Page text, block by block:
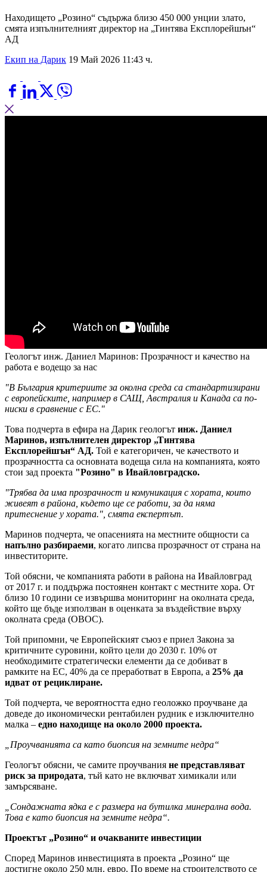
Находището „Розино“ съдържа близо 450 000 унции злато,
смята изпълнителният директор на „Тинтява Експлорейшън“
АД
Екип на Дарик 19 Май 2026 11:43 ч.
Геологът инж. Даниел Маринов: Прозрачност и качество на
работа е водещо за нас
"В България критериите за околна среда са стандартизирани
с европейските, например в САЩ, Австралия и Канада са по-
ниски в сравнение с ЕС."
Това подчерта в ефира на Дарик геологът инж. Даниел
Маринов, изпълнителен директор „Тинтява
Експлорейшън“ АД. Той е категоричен, че качеството и
прозрачността са основната водеща сила на компанията, която
стои зад проекта "Розино" в Ивайловградско.
"Трябва да има прозрачност и комуникация с хората, които
живеят в района, където ще се работи, за да няма
притеснение у хората.", смята експертът.
Маринов подчерта, че опасенията на местните общности са
напълно разбираеми, когато липсва прозрачност от страна на
инвеститорите.
Той обясни, че компанията работи в района на Ивайловград
от 2017 г. и поддържа постоянен контакт с местните хора. От
близо 10 години се извършва мониторинг на околната среда,
който ще бъде използван в оценката за въздействие върху
околната среда (ОВОС).
Той припомни, че Европейският съюз е приел Закона за
критичните суровини, който цели до 2030 г. 10% от
необходимите стратегически елементи да се добиват в
рамките на ЕС, 40% да се преработват в Европа, а 25% да
идват от рециклиране.
Той подчерта, че вероятността едно геоложко проучване да
доведе до икономически рентабилен рудник е изключително
малка – едно находище на около 2000 проекта.
„Проучванията са като биопсия на земните недра“
Геологът обясни, че самите проучвания не представляват
риск за природата, тъй като не включват химикали или
замърсяване.
„Сондажната ядка е с размера на бутилка минерална вода.
Това е като биопсия на земните недра“.
Проектът „Розино“ и очакваните инвестиции
Според Маринов инвестицията в проекта „Розино“ ще
достигне около 250 млн. евро. По време на строителството се